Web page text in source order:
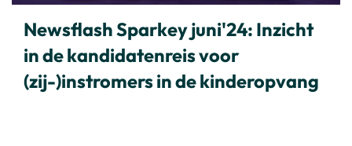
Newsflash Sparkey juni'24: Inzicht
in de kandidatenreis voor
(zij-)instromers in de kinderopvang